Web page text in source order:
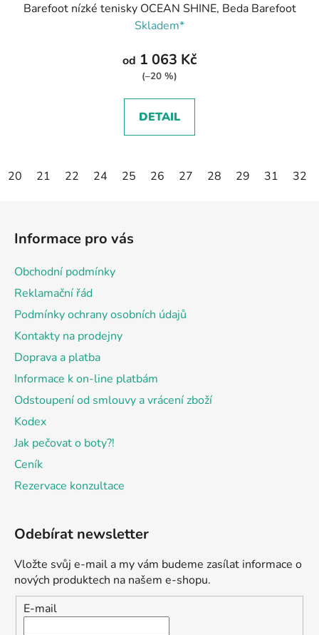
Barefoot nízké tenisky OCEAN SHINE, Beda Barefoot
Skladem*
od 1 063 Kč
(–20 %)
DETAIL
20 21 22 24 25 26 27 28 29 31 32
Informace pro vás
Obchodní podmínky
Reklamační řád
Podmínky ochrany osobních údajů
Kontakty na prodejny
Doprava a platba
Informace k on-line platbám
Odstoupení od smlouvy a vrácení zboží
Kodex
Jak pečovat o boty?!
Ceník
Rezervace konzultace
Odebírat newsletter
Vložte svůj e-mail a my vám budeme zasílat informace o
nových produktech na našem e-shopu.
E-mail